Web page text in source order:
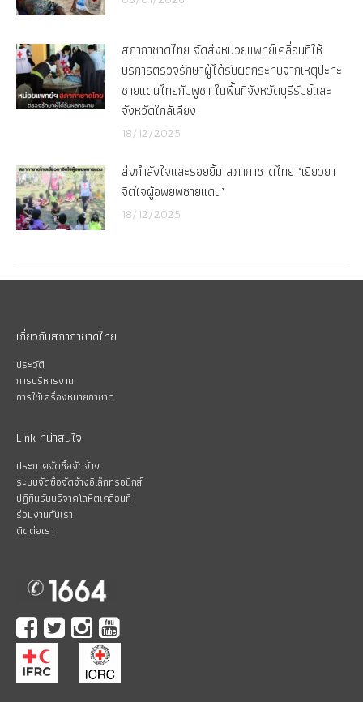
สภากาชาดไทย จัดส่งหน่วยแพทย์เคลื่อนที่ให้
บริการตรวจรักษาผู้ได้รับผลกระทบจากเหตุปะทะ
ชายแดนไทยกัมพูชา ในพื้นที่จังหวัดบุรีรัมย์และ
จังหวัดใกล้เคียง
18/12/2025
ส่งกำลังใจและรอยยิ้ม สภากาชาดไทย ‘เยียวยา
จิตใจผู้อพยพชายแดน’
18/12/2025
เกี่ยวกับสภากาชาดไทย
ประวัติ
การบริหารงาน
การใช้เครื่องหมายกาชาด
Link ที่น่าสนใจ
ประกาศจัดซื้อจัดจ้าง
ระบบจัดซื้อจัดจ้างอิเล็กทรอนิกส์
ปฏิทินรับบริจาคโลหิตเคลื่อนที่
ร่วมงานกับเรา
ติดต่อเรา